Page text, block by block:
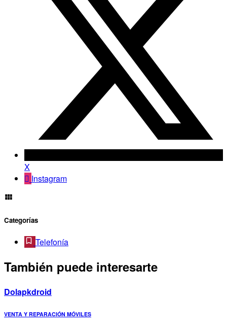
X
Instagram
Categorías
Telefonía
También puede interesarte
Dolapkdroid
VENTA Y REPARACIÓN MÓVILES